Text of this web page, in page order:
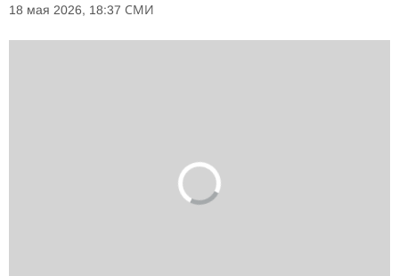
18 мая 2026, 18:37 СМИ